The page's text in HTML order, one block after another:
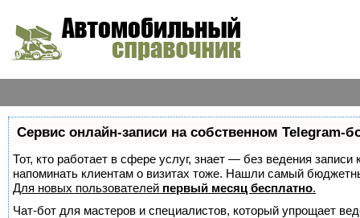
Сервис онлайн-записи на собственном Telegram-
Тот, кто работает в сфере услуг, знает — без ведения
напоминать клиентам о визитах тоже. Нашли самый
Для новых пользователей первый месяц бесплатно.
Чат-бот для мастеров и специалистов, который упрощает